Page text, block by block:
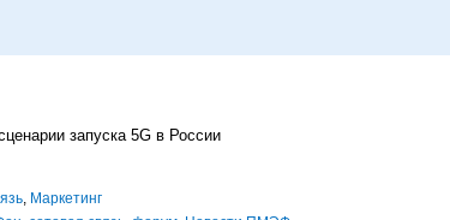
запуска 5G в России
, Маркетинг